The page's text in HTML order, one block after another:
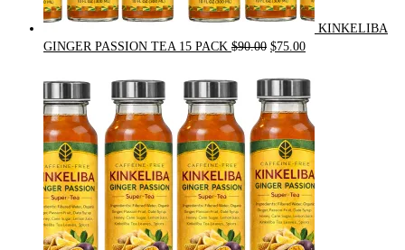
KINKELIBA
GINGER PASSION TEA 15 PACK $90.00 Original
was:
$90.00.
$75.00Current
is:
$75.00.